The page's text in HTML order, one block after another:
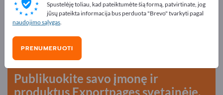
Reklamuokitės nemokamai
Exportpages!
Poreikiai – Pasiūlymai – Naudotos prekės – Verslo
Publikuokite savo įmonę ir
produktus Exportpages svetainėje.
Spustelėję toliau, kad pateiktumėte šią formą, patvirtinate, jog
jūsų pateikta informacija bus perduota "Brevo" tvarkyti pagal
naudojimo sąlygas.
PRENUMERUOTI